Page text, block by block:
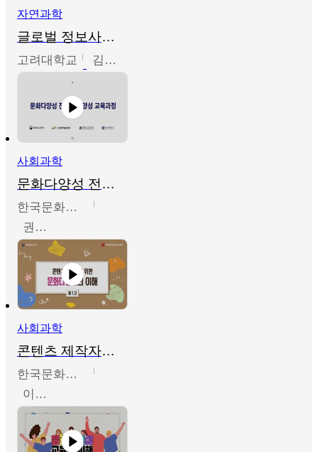
자연과학
글로벌 정보사회와 통계의 창의적 기능
고려대학교 김희영
사회과학
문화다양성 전문인력 양성 기본과정 - 문화다양성의 이해
한국문화예술교육진흥원
권숙인 외 8명
사회과학
콘텐츠 제작자를 위한 문화다양성의 이해
한국문화예술교육진흥원
이성민